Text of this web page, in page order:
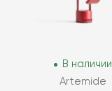
В наличии
Artemide